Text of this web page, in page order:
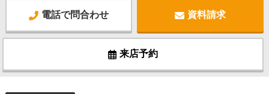
電話で問合わせ 資料請求
来店予約